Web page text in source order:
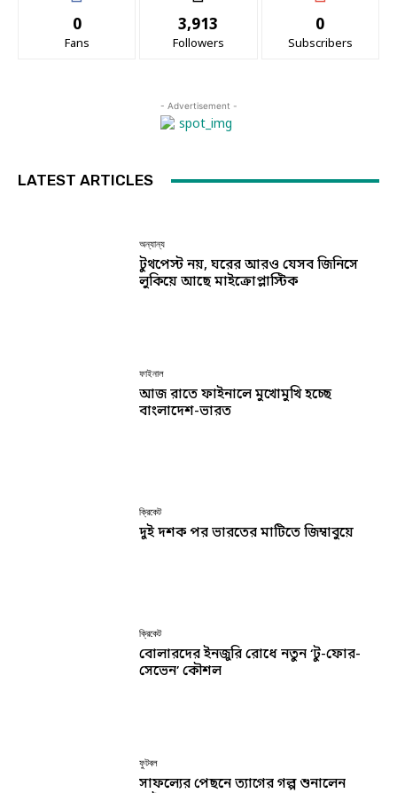
0
Fans
3,913
Followers
0
Subscribers
- Advertisement -
LATEST ARTICLES
অন্যান্য
টুথপেস্ট নয়, ঘরের আরও যেসব জিনিসে
লুকিয়ে আছে মাইক্রোপ্লাস্টিক
ফাইনাল
আজ রাতে ফাইনালে মুখোমুখি হচ্ছে
বাংলাদেশ-ভারত
ক্রিকেট
দুই দশক পর ভারতের মাটিতে জিম্বাবুয়ে
ক্রিকেট
বোলারদের ইনজুরি রোধে নতুন ‘টু-ফোর-
সেভেন’ কৌশল
ফুটবল
সাফল্যের পেছনে ত্যাগের গল্প শুনালেন